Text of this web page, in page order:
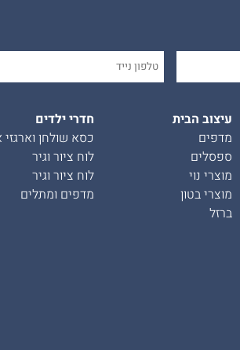
עיצוב הבית
מדפים
ספסלים
מוצרי נוי
מוצרי בטון
ברזל
חדרי ילדים
כסא שולחן וארגזי
לוח ציור וגיר
לוח ציור וגיר
מדפים ומתלים